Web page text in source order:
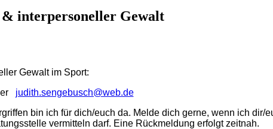
interpersoneller Gewalt
Gewalt im Sport:
judith.sengebusch@web.de
bin ich für dich/euch da. Melde dich gerne, wenn ich dir/
vermitteln darf. Eine Rückmeldung erfolgt zeitnah.